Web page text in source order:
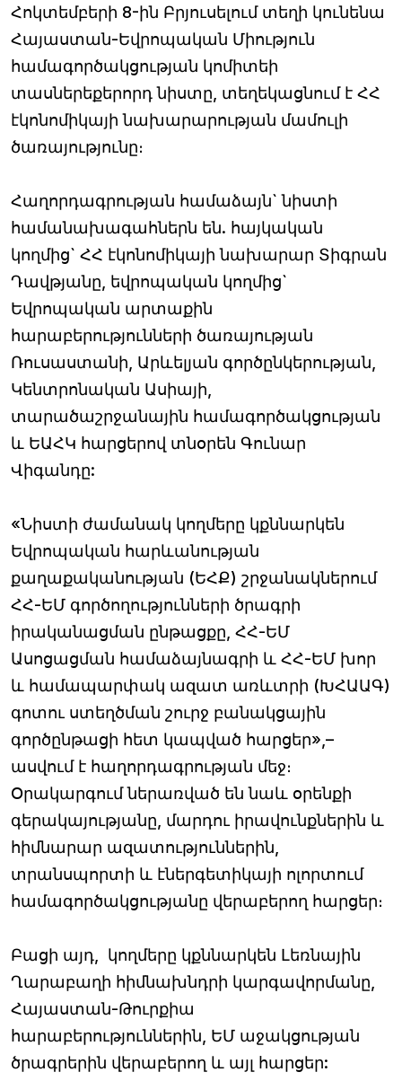
Հոկտեմբերի 8-ին Բրյուսելում տեղի կունենա
Հայաստան-Եվրոպական Միություն
համագործակցության կոմիտեի
տասներեքերորդ նիստը, տեղեկացնում է ՀՀ
էկոնոմիկայի նախարարության մամուլի
ծառայությունը։
Հաղորդագրության համաձայն` նիստի
համանախագահներն են. հայկական
կողմից` ՀՀ էկոնոմիկայի նախարար Տիգրան
Դավթյանը, եվրոպական կողմից`
Եվրոպական արտաքին
հարաբերությունների ծառայության
Ռուսաստանի, Արևելյան գործընկերության,
Կենտրոնական Ասիայի,
տարածաշրջանային համագործակցության
և ԵԱՀԿ հարցերով տնօրեն Գունար
Վիգանդը:
«Նիստի ժամանակ կողմերը կքննարկեն
Եվրոպական հարևանության
քաղաքականության (ԵՀՔ) շրջանակներում
ՀՀ-ԵՄ գործողությունների ծրագրի
իրականացման ընթացքը, ՀՀ-ԵՄ
Ասոցացման համաձայնագրի և ՀՀ-ԵՄ խոր
և համապարփակ ազատ առևտրի (ԽՀԱԱԳ)
գոտու ստեղծման շուրջ բանակցային
գործընթացի հետ կապված հարցեր»,–
ասվում է հաղորդագրության մեջ։
Օրակարգում ներառված են նաև օրենքի
գերակայությանը, մարդու իրավունքներին և
հիմնարար ազատություններին,
տրանսպորտի և էներգետիկայի ոլորտում
համագործակցությանը վերաբերող հարցեր։
Բացի այդ, կողմերը կքննարկեն Լեռնային
Ղարաբաղի հիմնախնդրի կարգավորմանը,
Հայաստան-Թուրքիա
հարաբերություններին, ԵՄ աջակցության
ծրագրերին վերաբերող և այլ հարցեր: